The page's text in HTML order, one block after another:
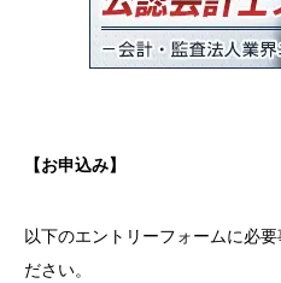
【お申込み】
以下のエントリーフォームに必
ださい。